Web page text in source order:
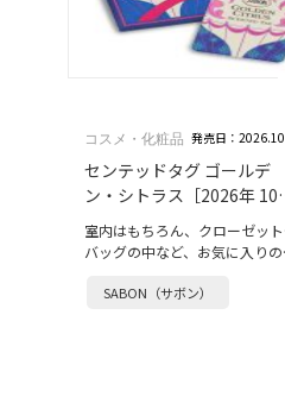
コスメ・化粧品 発売日：
センテッドタグ ゴールデ
ン・シトラス［2026年 10
発売］
室内はもちろん、クローゼッ
バッグの中など、お気に入りの
ドタグ」が、ホリデー限定の＜
SABON（サボン）